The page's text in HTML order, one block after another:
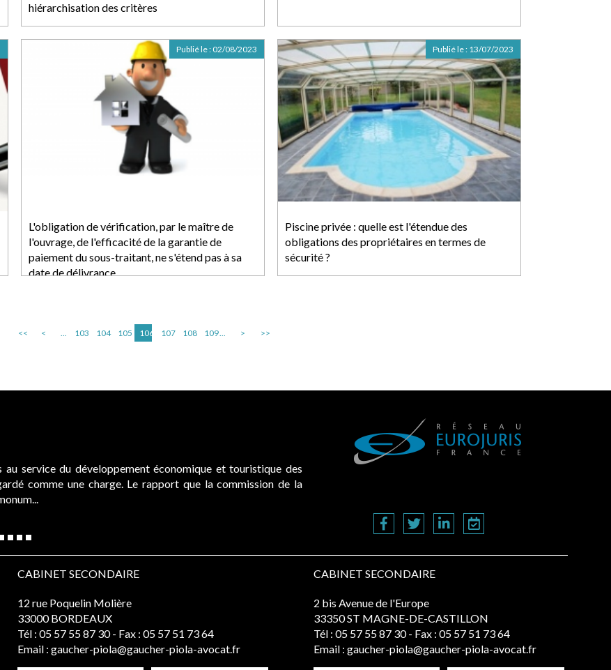
hiérarchisation des critères
L'obligation de vérification, par le maître de
l'ouvrage, de l'efficacité de la garantie de
paiement du sous-traitant, ne s'étend pas à sa
date de délivrance
Publié le : 02/08/2023
Piscine privée : quelle est l'étendue des
obligations des propriétaires en termes de
sécurité ?
Publié le : 13/07/2023
<< < ... 103 104 105 106 107 108 109... > >>
service du développement économique et touristique des
comme une charge. Le rapport que la commission de la
CABINET SECONDAIRE
12 rue Poquelin Molière
33000 BORDEAUX
Tél : 05 57 55 87 30 - Fax : 05 57 51 73 64
Email : gaucher-piola@gaucher-piola-avocat.fr
CABINET SECONDAIRE
2 bis Avenue de l'Europe
33350 ST MAGNE-DE-CASTILLON
Tél : 05 57 55 87 30 - Fax : 05 57 51 73 64
Email : gaucher-piola@gaucher-piola-avocat.fr